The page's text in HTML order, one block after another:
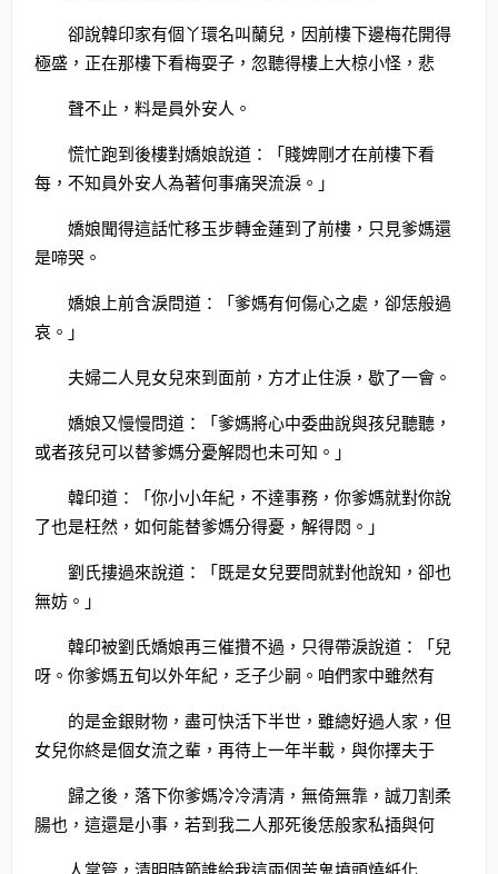
卻說韓印家有個丫環名叫蘭兒，因前樓下邊梅花開得
極盛，正在那樓下看梅耍子，忽聽得樓上大椋小怪，悲
聲不止，料是員外安人。
慌忙跑到後樓對嬌娘說道：「賤婢剛才在前樓下看
每，不知員外安人為著何事痛哭流淚。」
嬌娘聞得這話忙移玉步轉金蓮到了前樓，只見爹媽還
是啼哭。
嬌娘上前含淚問道：「爹媽有何傷心之處，卻恁般過
哀。」
夫婦二人見女兒來到面前，方才止住淚，歇了一會。
嬌娘又慢慢問道：「爹媽將心中委曲說與孩兒聽聽，
或者孩兒可以替爹媽分憂解悶也未可知。」
韓印道：「你小小年紀，不達事務，你爹媽就對你說
了也是枉然，如何能替爹媽分得憂，解得悶。」
劉氏摟過來說道：「既是女兒要問就對他說知，卻也
無妨。」
韓印被劉氏嬌娘再三催攢不過，只得帶淚說道：「兒
呀。你爹媽五旬以外年紀，乏子少嗣。咱們家中雖然有
的是金銀財物，盡可快活下半世，雖總好過人家，但
女兒你終是個女流之輩，再待上一年半載，與你擇夫于
歸之後，落下你爹媽冷冷清清，無倚無靠，誠刀割柔
腸也，這還是小事，若到我二人那死後恁般家私插與何
人掌管，清明時節誰給我這兩個苦鬼墳頭燒紙化